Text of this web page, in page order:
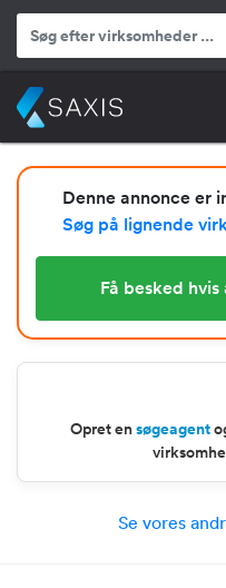
Denne annonce er
Søg på lignende
Få besked
Opret en søgeagent
Se vores